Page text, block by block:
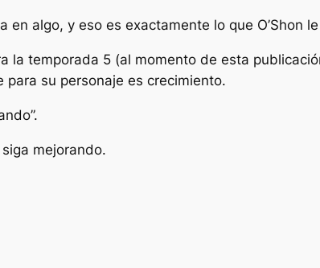
algo, y eso es exactamente lo que O’Shon
la temporada 5 (al momento de esta
para su personaje es crecimiento.
mejorando.